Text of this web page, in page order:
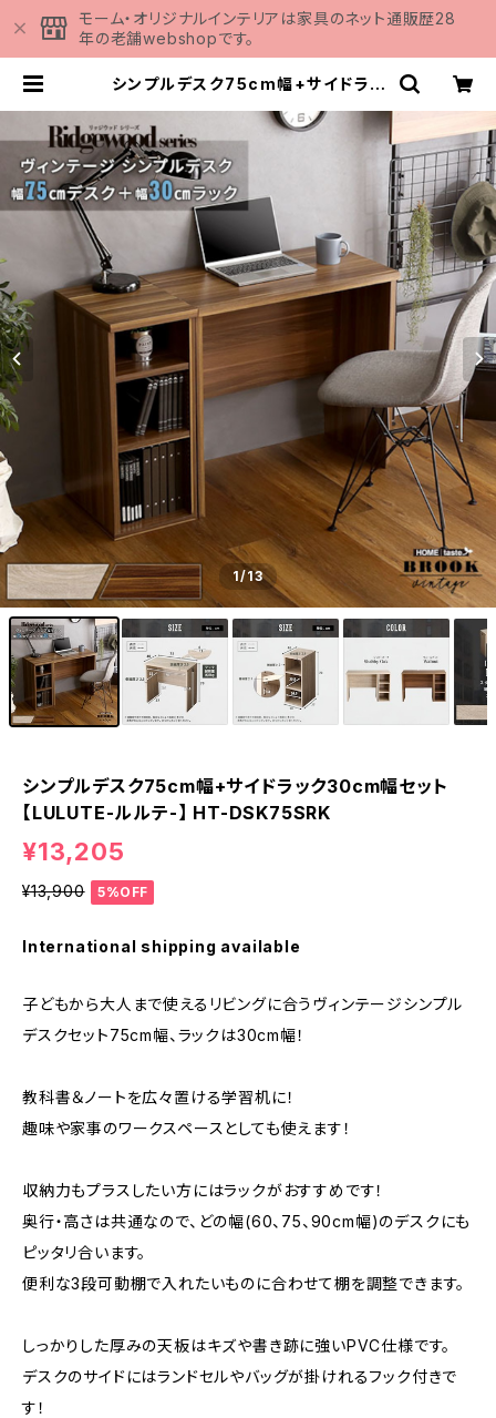
モーム・オリジナルインテリアは家具のネット通販歴28
年の老舗webshopです。
シンプルデスク75cm幅+サイドラッ
テ-】 HT-DSK75SRK | 家具の通販
専門店 MOMU
1/13
シンプルデスク75cm幅+サイドラック30cm幅セット
【LULUTE-ルルテ-】 HT-DSK75SRK
¥13,205
¥13,900 5%OFF
International shipping available
子どもから大人まで使えるリビングに合うヴィンテージシンプル
デスクセット75cm幅、ラックは30cm幅！
教科書＆ノートを広々置ける学習机に！
趣味や家事のワークスペースとしても使えます！
収納力もプラスしたい方にはラックがおすすめです！
奥行・高さは共通なので、どの幅(60、75、90cm幅)のデスクにも
ピッタリ合います。
便利な3段可動棚で入れたいものに合わせて棚を調整できます。
しっかりした厚みの天板はキズや書き跡に強いPVC仕様です。
デスクのサイドにはランドセルやバッグが掛けれるフック付きで
す！